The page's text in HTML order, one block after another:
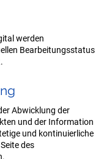
werden
Bearbeitungsstatus
Abwicklung der
und der Information
und kontinuierliche
des